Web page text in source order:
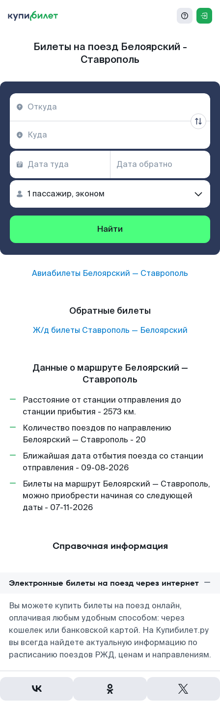
Билеты на поезд Белоярский -
Ставрополь
Найти
Авиабилеты Белоярский — Ставрополь
Обратные билеты
Ж/д билеты Ставрополь — Белоярский
Данные о маршруте Белоярский —
Ставрополь
Расстояние от станции отправления до
станции прибытия - 2573 км.
Количество поездов по направлению
Белоярский — Ставрополь - 20
Ближайшая дата отбытия поезда со станции
отправления - 09-08-2026
Билеты на маршрут Белоярский — Ставрополь,
можно приобрести начиная со следующей
даты - 07-11-2026
Справочная информация
Электронные билеты на поезд через интернет
Вы можете купить билеты на поезд онлайн,
оплачивая любым удобным способом: через
кошелек или банковской картой. На Купибилет.ру
вы всегда найдете актуальную информацию по
расписанию поездов РЖД, ценам и направлениям.